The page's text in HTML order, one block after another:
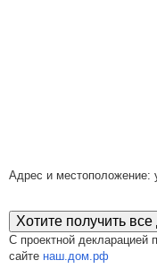
Адрес и местоположение:
Хотите получить
С проектной декларацией
сайте наш.дом.рф